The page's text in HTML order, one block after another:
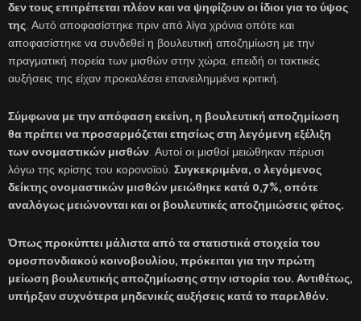
δεν τους επιτρέπεται πλέον και να ψηφίζουν οι ίδιοι για το ύψος
της. Αυτό αποφασίστηκε πριν από λίγα χρόνια οπότε και
αποφασίστηκε να συνδεθεί η βουλευτική αποζημίωση με την
πραγματική πορεία των μισθών στην χώρα, επειδή οι τακτικές
αυξήσεις της είχαν προκαλέσει επανειλημμένα κριτική.
Σύμφωνα με την απόφαση εκείνη, η βουλευτική αποζημίωση
θα πρέπει να προσαρμόζεται ετησίως στη λεγόμενη εξέλιξη
των ονομαστικών μισθών. Αυτοί οι μισθοί μειώθηκαν πέρυσι
λόγω της κρίσης του κορονοϊού. Συγκεκριμένα, ο λεγόμενος
δείκτης ονομαστικών μισθών μειώθηκε κατά 0,7%, οπότε
αναλόγως μειώνονται και οι βουλευτικές αποζημιώσεις φέτος.
Όπως προκύπτει μάλιστα από τα στατιστικά στοιχεία του
ομοσπονδιακού κοινοβουλίου, πρόκειται για την πρώτη
μείωση βουλευτικής αποζημίωσης στην ιστορία του. Αντιθέτως,
υπήρξαν συχνότερα μηδενικές αυξήσεις κατά το παρελθόν.